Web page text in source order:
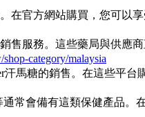
在官方網站購買，您可以
售服務。這些藥局與供應
category/malaysia
汗馬糖的銷售。在這些平台
常會備有這類保健產品。